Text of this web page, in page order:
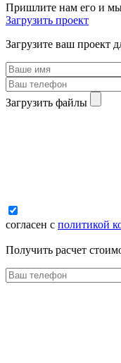
Пришлите нам его и мы
Загрузить проект
Загрузите ваш проект
Загрузить файлы
согласен с политикой
Получить расчет